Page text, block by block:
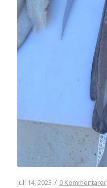
juli 14, 2023 / 0 Kommentarer